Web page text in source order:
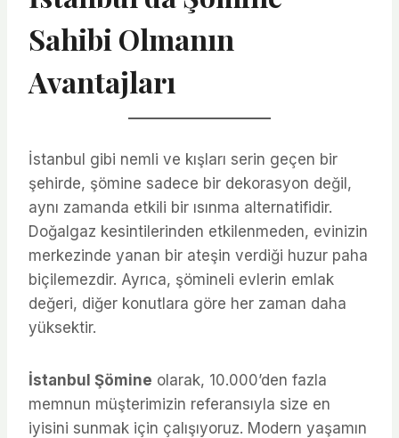
Sahibi Olmanın
Avantajları
İstanbul gibi nemli ve kışları serin geçen bir
şehirde, şömine sadece bir dekorasyon değil,
aynı zamanda etkili bir ısınma alternatifidir.
Doğalgaz kesintilerinden etkilenmeden, evinizin
merkezinde yanan bir ateşin verdiği huzur paha
biçilemezdir. Ayrıca, şömineli evlerin emlak
değeri, diğer konutlara göre her zaman daha
yüksektir.
İstanbul Şömine olarak, 10.000’den fazla
memnun müşterimizin referansıyla size en
iyisini sunmak için çalışıyoruz. Modern yaşamın